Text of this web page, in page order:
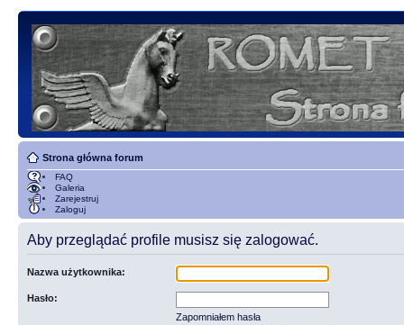
Strona główna forum
FAQ
Galeria
Zarejestruj
Zaloguj
Aby przeglądać profile musisz się zalogować.
Nazwa użytkownika:
Hasło:
Zapomniałem hasła